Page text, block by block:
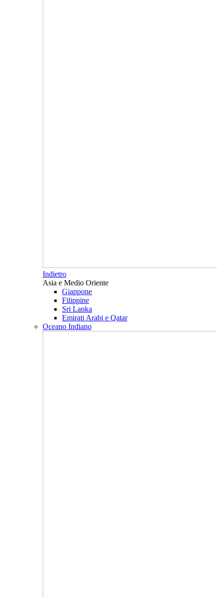
Indietro
Asia e Medio Oriente
Giappone
Filippine
Sri Lanka
Emirati Arabi e Qatar
Oceano Indiano